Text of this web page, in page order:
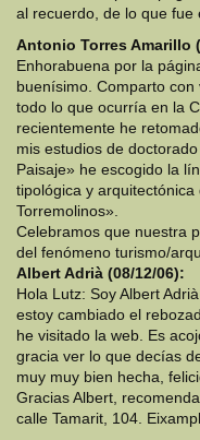
al recuerdo, de lo que fue
Antonio Torres Amarillo
Enhorabuena por la
buenísimo. Comparto
todo lo que ocurría en la
recientemente he
mis estudios de
Paisaje» he escogido la
tipológica y
Torremolinos».
Celebramos que nuestra
del fenómeno turismo/
Albert Adrià (08/12/06):
Hola Lutz: Soy Albert
estoy cambiado el
he visitado la web. Es
gracia ver lo que decías
muy muy bien hecha,
Gracias Albert,
calle Tamarit, 104.